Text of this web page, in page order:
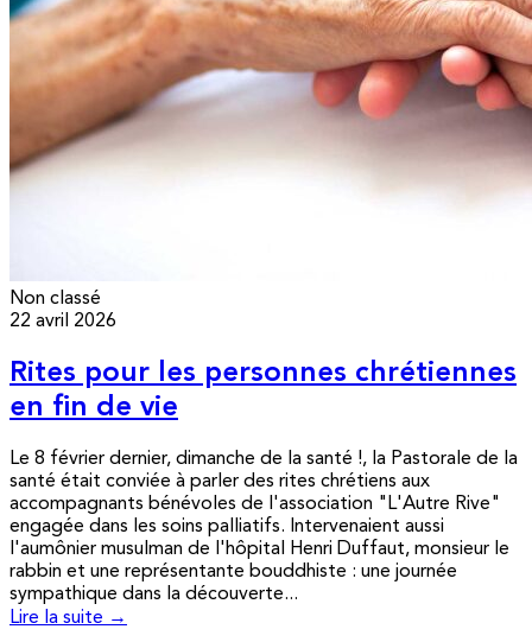
Non classé
22 avril 2026
Rites pour les personnes chrétiennes
en fin de vie
Le 8 février dernier, dimanche de la santé !, la Pastorale de la
santé était conviée à parler des rites chrétiens aux
accompagnants bénévoles de l'association "L'Autre Rive"
engagée dans les soins palliatifs. Intervenaient aussi
l'aumônier musulman de l'hôpital Henri Duffaut, monsieur le
rabbin et une représentante bouddhiste : une journée
sympathique dans la découverte...
Lire la suite →